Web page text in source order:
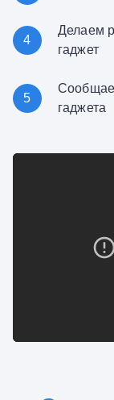
4
Делаем
гаджет
5
гаджета